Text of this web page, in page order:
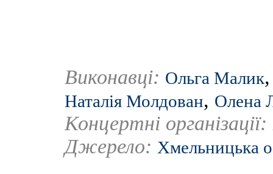
Виконавці: Ольга Малик
Наталія Молдован, Олена
Концертні організації:
Джерело: Хмельницька